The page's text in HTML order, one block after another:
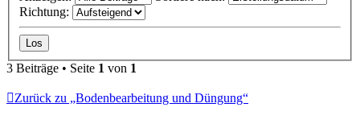
Richtung:
3 Beiträge • Seite 1 von 1
Zurück zu „Bodenbearbeitung und Düngung“